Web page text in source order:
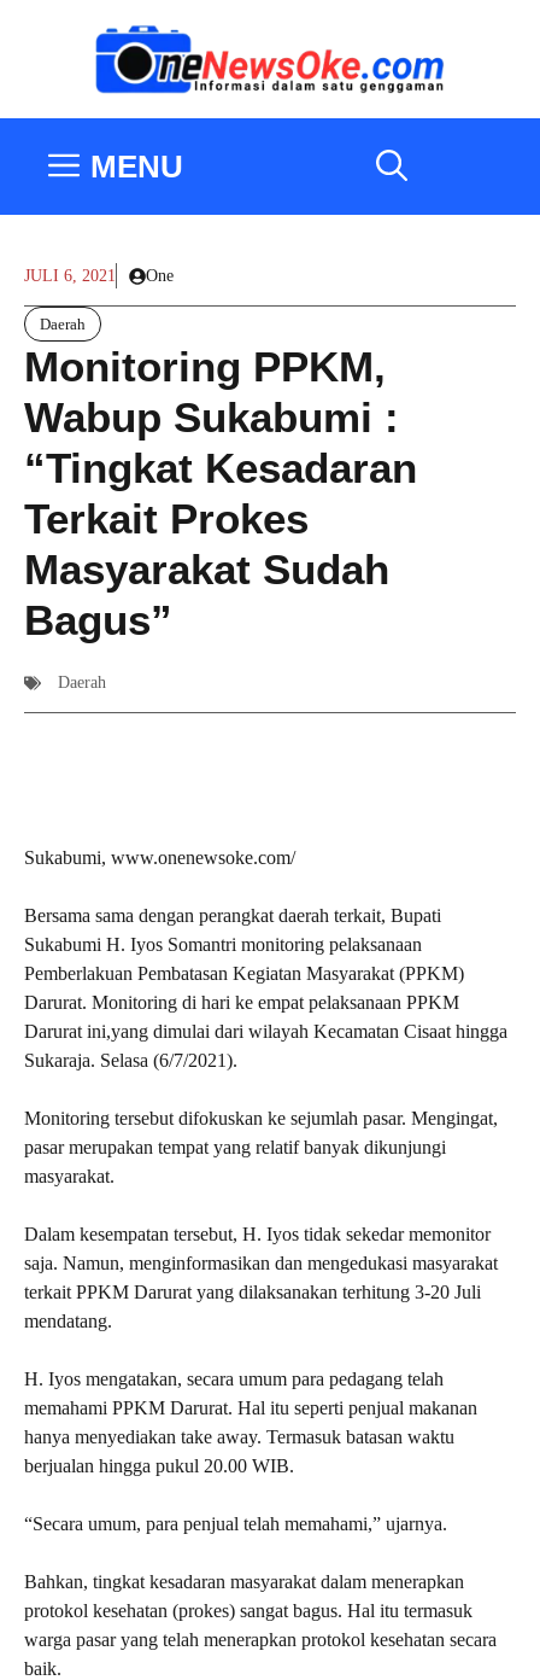
MENU
JULI 6, 2021 One
Daerah
Monitoring PPKM,
Wabup Sukabumi :
“Tingkat Kesadaran
Terkait Prokes
Masyarakat Sudah
Bagus”
Daerah
Sukabumi, www.onenewsoke.com/
Bersama sama dengan perangkat daerah terkait, Bupati
Sukabumi H. Iyos Somantri monitoring pelaksanaan
Pemberlakuan Pembatasan Kegiatan Masyarakat (PPKM)
Darurat. Monitoring di hari ke empat pelaksanaan PPKM
Darurat ini,yang dimulai dari wilayah Kecamatan Cisaat hingga
Sukaraja. Selasa (6/7/2021).
Monitoring tersebut difokuskan ke sejumlah pasar. Mengingat,
pasar merupakan tempat yang relatif banyak dikunjungi
masyarakat.
Dalam kesempatan tersebut, H. Iyos tidak sekedar memonitor
saja. Namun, menginformasikan dan mengedukasi masyarakat
terkait PPKM Darurat yang dilaksanakan terhitung 3-20 Juli
mendatang.
H. Iyos mengatakan, secara umum para pedagang telah
memahami PPKM Darurat. Hal itu seperti penjual makanan
hanya menyediakan take away. Termasuk batasan waktu
berjualan hingga pukul 20.00 WIB.
“Secara umum, para penjual telah memahami,” ujarnya.
Bahkan, tingkat kesadaran masyarakat dalam menerapkan
protokol kesehatan (prokes) sangat bagus. Hal itu termasuk
warga pasar yang telah menerapkan protokol kesehatan secara
baik.